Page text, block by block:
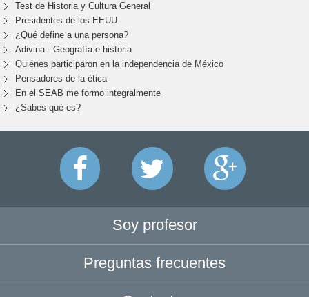
Test de Historia y Cultura General
Presidentes de los EEUU
¿Qué define a una persona?
Adivina - Geografía e historia
Quiénes participaron en la independencia de México
Pensadores de la ética
En el SEAB me formo integralmente
¿Sabes qué es?
Soy profesor
Preguntas frecuentes